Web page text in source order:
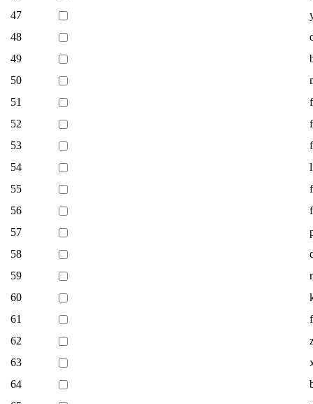
47
48
49
50
51
52
53
54
55
56
57
58
59
60
61
62
63
64